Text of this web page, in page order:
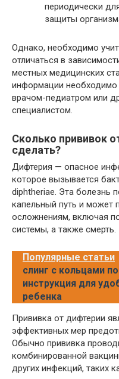
периодически
защиты
Однако, необходимо
отличаться в
местных медицинских
информации необходимо
врачом-педиатром или
специалистом.
Сколько прививок
сделать?
Дифтерия — опасное
которое вызывается
diphtheriae. Эта болезнь
капельный путь и может
осложнениям, включая
системы, а также смерть.
Популярные статьи
слинг с кольцами
инструкция для
ребенка
Прививка от дифтерии
эффективных мер
Обычно прививка
комбинированной
других инфекций, таких